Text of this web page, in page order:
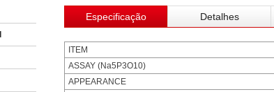
Especificação Detalhes
ITEM
ASSAY (Na5P3O10)
APPEARANCE